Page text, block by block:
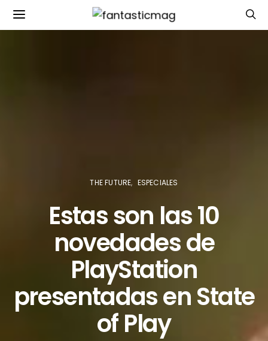
THE FUTURE ESPECIALES
Estas son las 10
novedades de
PlayStation
presentadas en State
of Play